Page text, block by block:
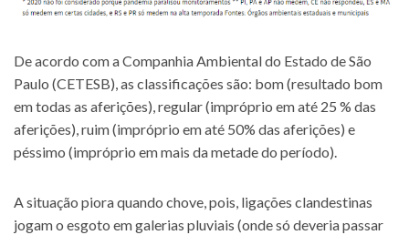
De acordo com a Companhia Ambiental do Estado de São
Paulo (CETESB), as classificações são: bom (resultado bom
em todas as aferições), regular (impróprio em até 25 % das
aferições), ruim (impróprio em até 50% das aferições) e
péssimo (impróprio em mais da metade do período).
A situação piora quando chove, pois, ligações clandestinas
jogam o esgoto em galerias pluviais (onde só deveria passar